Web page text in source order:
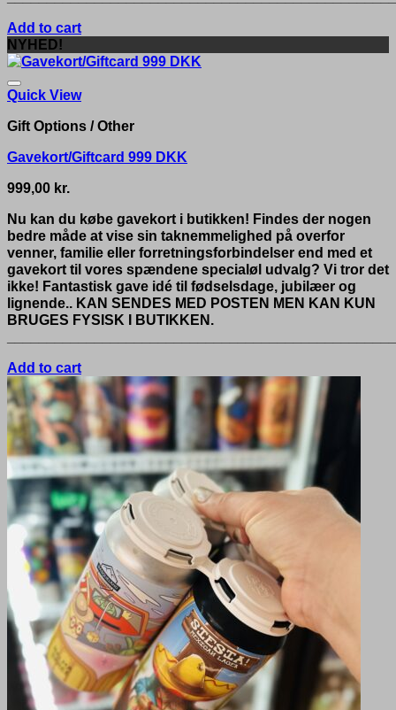
Add to cart
NYHED!
Quick View
Gift Options / Other
Gavekort/Giftcard 999 DKK
999,00 kr.
Nu kan du købe gavekort i butikken! Findes der nogen
bedre måde at vise sin taknemmelighed på overfor
venner, familie eller forretningsforbindelser end med et
gavekort til vores spændene specialøl udvalg? Vi tror det
ikke! Fantastisk gave idé til fødselsdage, jubilæer og
lignende.. KAN SENDES MED POSTEN MEN KAN KUN
BRUGES FYSISK I BUTIKKEN.
Add to cart